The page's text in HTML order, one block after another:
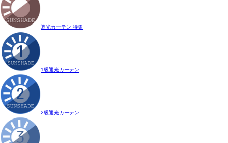
遮光カーテン 特集
1級遮光カーテン
2級遮光カーテン